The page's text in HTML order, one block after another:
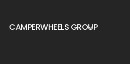
CAMPERWHEELS GROUP
